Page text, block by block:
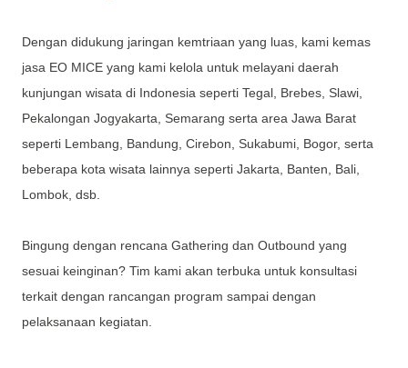
Dengan didukung jaringan kemtriaan yang luas, kami kemas
jasa EO MICE yang kami kelola untuk melayani daerah
kunjungan wisata di Indonesia seperti Tegal, Brebes, Slawi,
Pekalongan Jogyakarta, Semarang serta area Jawa Barat
seperti Lembang, Bandung, Cirebon, Sukabumi, Bogor, serta
beberapa kota wisata lainnya seperti Jakarta, Banten, Bali,
Lombok, dsb.
Bingung dengan rencana Gathering dan Outbound yang
sesuai keinginan? Tim kami akan terbuka untuk konsultasi
terkait dengan rancangan program sampai dengan
pelaksanaan kegiatan.